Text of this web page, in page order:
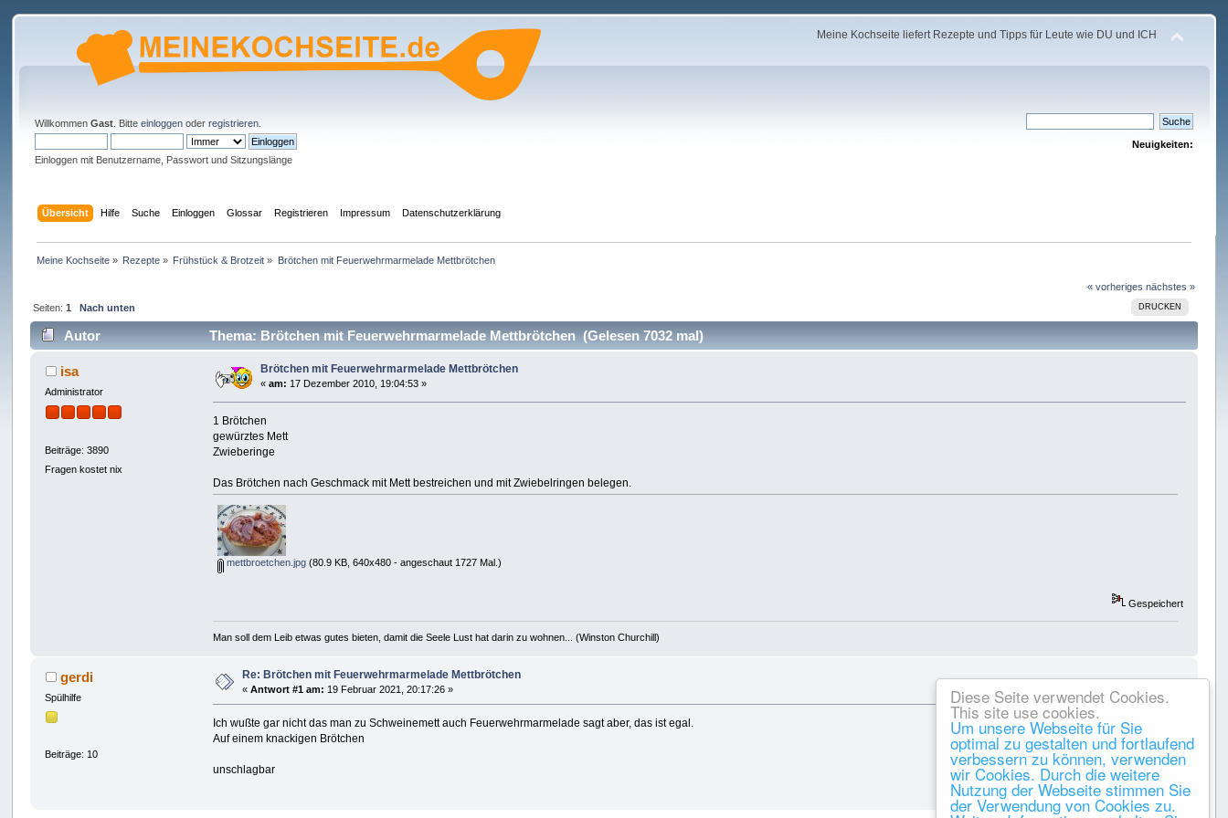
Diese Seite verwendet Cookies.
This site use cookies.
Um unsere Webseite für Sie
optimal zu gestalten und fortlaufend
verbessern zu können, verwenden
wir Cookies. Durch die weitere
Nutzung der Webseite stimmen Sie
der Verwendung von Cookies zu.
Meine Kochseite liefert Rezepte und Tipps für Leute wie DU und ICH
WillkommenGast . Bitteeinloggen oderregistrieren
Einloggen mit Benutzername, Passwort und Sitzungslänge
Neuigkeiten:
Übersicht Hilfe Suche Einloggen Glossar Registrieren Impressum Datenschutzerklärung
Meine Kochseite» Rezepte » Frühstück & Brotzeit » Brötchen mit Feuerwehrmarmelade Mettbrötchen
« vorheriges nächstes »
DRUCKEN
Seiten: 1 Nach unten
Autor Thema: Brötchen mit Feuerwehrmarmelade Mettbrötchen (Gelesen 7032 mal)
isa
Administrator
Beiträge: 3890
Fragen kostet nix
Brötchen mit Feuerwehrmarmelade Mettbrötchen
«am: 17 Dezember 2010, 19:04:53 »
1 Brötchen
gewürztes Mett
Zwieberinge
Das Brötchen nach Geschmack mit Mett bestreichen und mit Zwiebelringen belegen.
mettbroetchen.jpg (80.9 KB, 640x480 - angeschaut 1727 Mal.)
Gespeichert
Man soll dem Leib etwas gutes bieten, damit die Seele Lust hat darin zu wohnen... (Winston Churchill)
gerdi
Spülhilfe
Beiträge: 10
Re: Brötchen mit Feuerwehrmarmelade Mettbrötchen
«Antwort #1 am: 19 Februar 2021, 20:17:26 »
Ich wußte gar nicht das man zu Schweinemett auch Feuerwehrmarmelade sagt aber, das ist egal.
Auf einem knackigen Brötchen
unschlagbar
Gespeichert